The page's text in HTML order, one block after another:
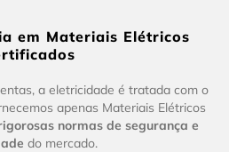
em Materiais Elétricos
a eletricidade é tratada com o
apenas Materiais Elétricos
normas de segurança e
do mercado.